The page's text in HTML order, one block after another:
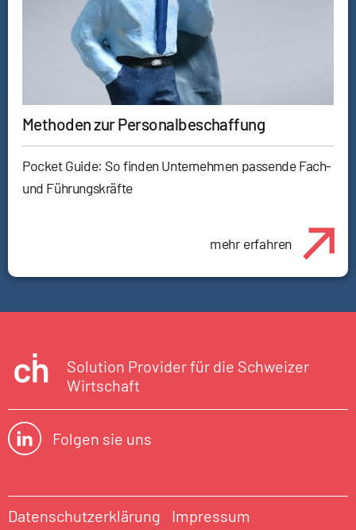
Methoden zur Personalbeschaffung
Pocket Guide: So finden Unternehmen passende Fach-
und Führungskräfte
mehr erfahren
Solution Provider für die Schweizer
Wirtschaft
Folgen sie uns
Datenschutzerklärung Impressum